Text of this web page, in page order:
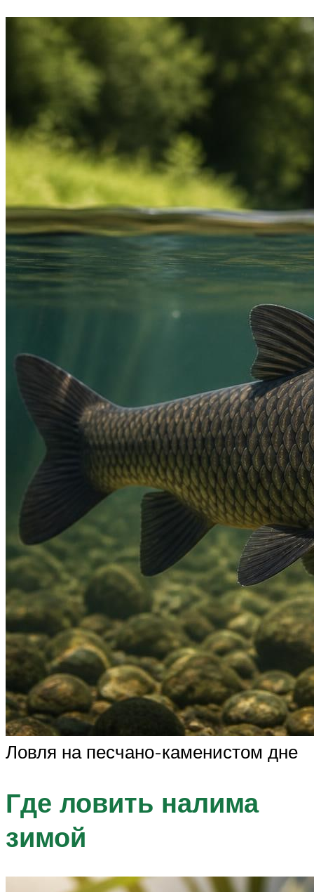
Ловля на песчано-каменистом дне
Где ловить налима
зимой